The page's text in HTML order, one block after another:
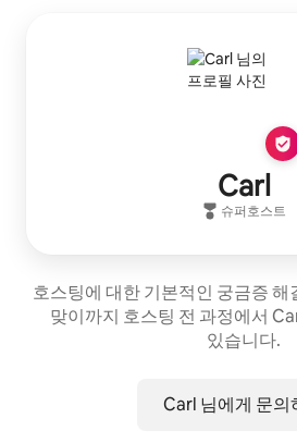
Carl
슈퍼호스트
호스팅에 대한 기본적인 궁금증 해
맞이까지 호스팅 전 과정에서
있습니다.
Carl 님에게 문의